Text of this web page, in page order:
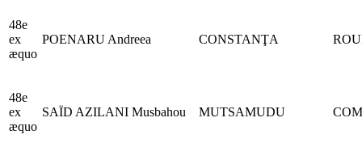
48e
ex
æquo
POENARU Andreea CONSTANŢA
48e
ex
æquo
SAÏD AZILANI Musbahou MUTSAMUDU